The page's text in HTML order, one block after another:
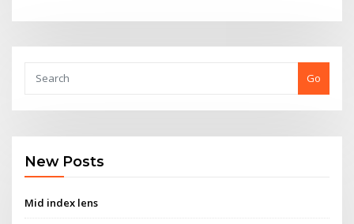
Go
New Posts
Mid index lens